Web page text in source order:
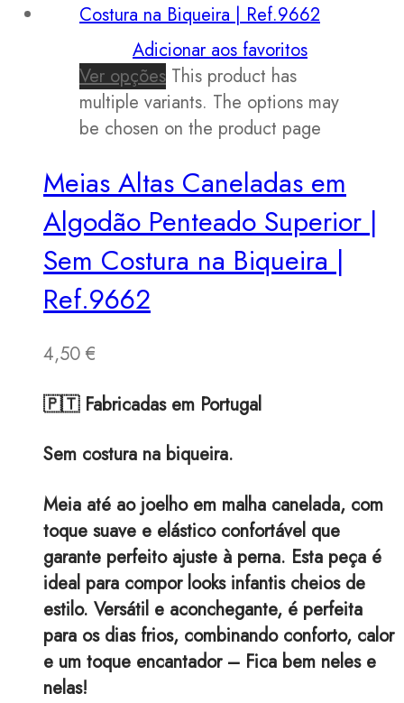
Adicionar aos favoritos
Ver opções This product has
multiple variants. The options may
be chosen on the product page
Meias Altas Caneladas em
Algodão Penteado Superior |
Sem Costura na Biqueira |
Ref.9662
4,50 €
🇵🇹 Fabricadas em Portugal
Sem costura na biqueira.
Meia até ao joelho em malha canelada, com
toque suave e elástico confortável que
garante perfeito ajuste à perna. Esta peça é
ideal para compor looks infantis cheios de
estilo. Versátil e aconchegante, é perfeita
para os dias frios, combinando conforto, calor
e um toque encantador – Fica bem neles e
nelas!